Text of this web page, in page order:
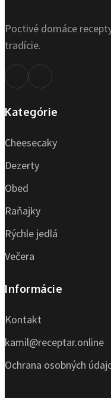
Poctivé domáce
tradície.
Kategórie
Cheesecaky
Dezerty
Obed
Raňajky
Rýchle jedlá
Večera
Informácie
Kontakt
kamil@receptar.online
Ochrana osobných